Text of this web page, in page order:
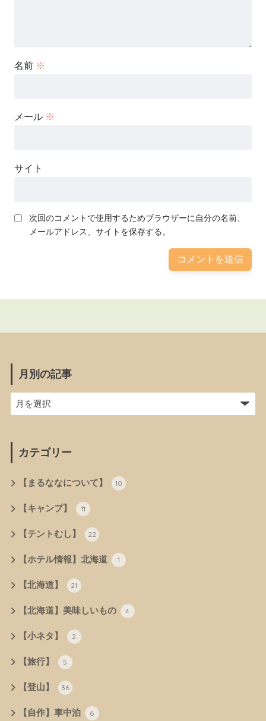
名前 ※
メール ※
サイト
次回のコメントで使用するためブラウザーに自分の名前、
メールアドレス、サイトを保存する。
月別の記事
カテゴリー
【まるななについて】 10
【キャンプ】 11
【テントむし】 22
【ホテル情報】北海道 1
【北海道】 21
【北海道】美味しいもの 4
【小ネタ】 2
【旅行】 5
【登山】 36
【自作】車中泊 6